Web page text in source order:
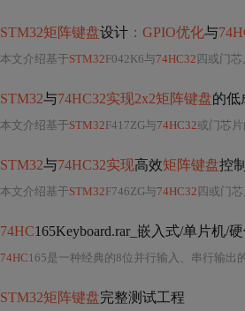
STM32矩阵键盘设计 ：GPIO优化与
本文介绍基于STM32F042K6与74HC32 四或门芯
STM32与74HC32实现2x2矩阵键盘的低
本文介绍基于STM32F417ZG与74HC32或门芯
STM32与74HC32实现高效矩阵键盘控制
本文介绍基于STM32F746ZG与74HC32 四或门
74HC165Keyboard.rar_嵌入式/单片机/硬
74HC 165是一种经典的8位并行输入、串行输出
STM32矩阵键盘完整测试工程